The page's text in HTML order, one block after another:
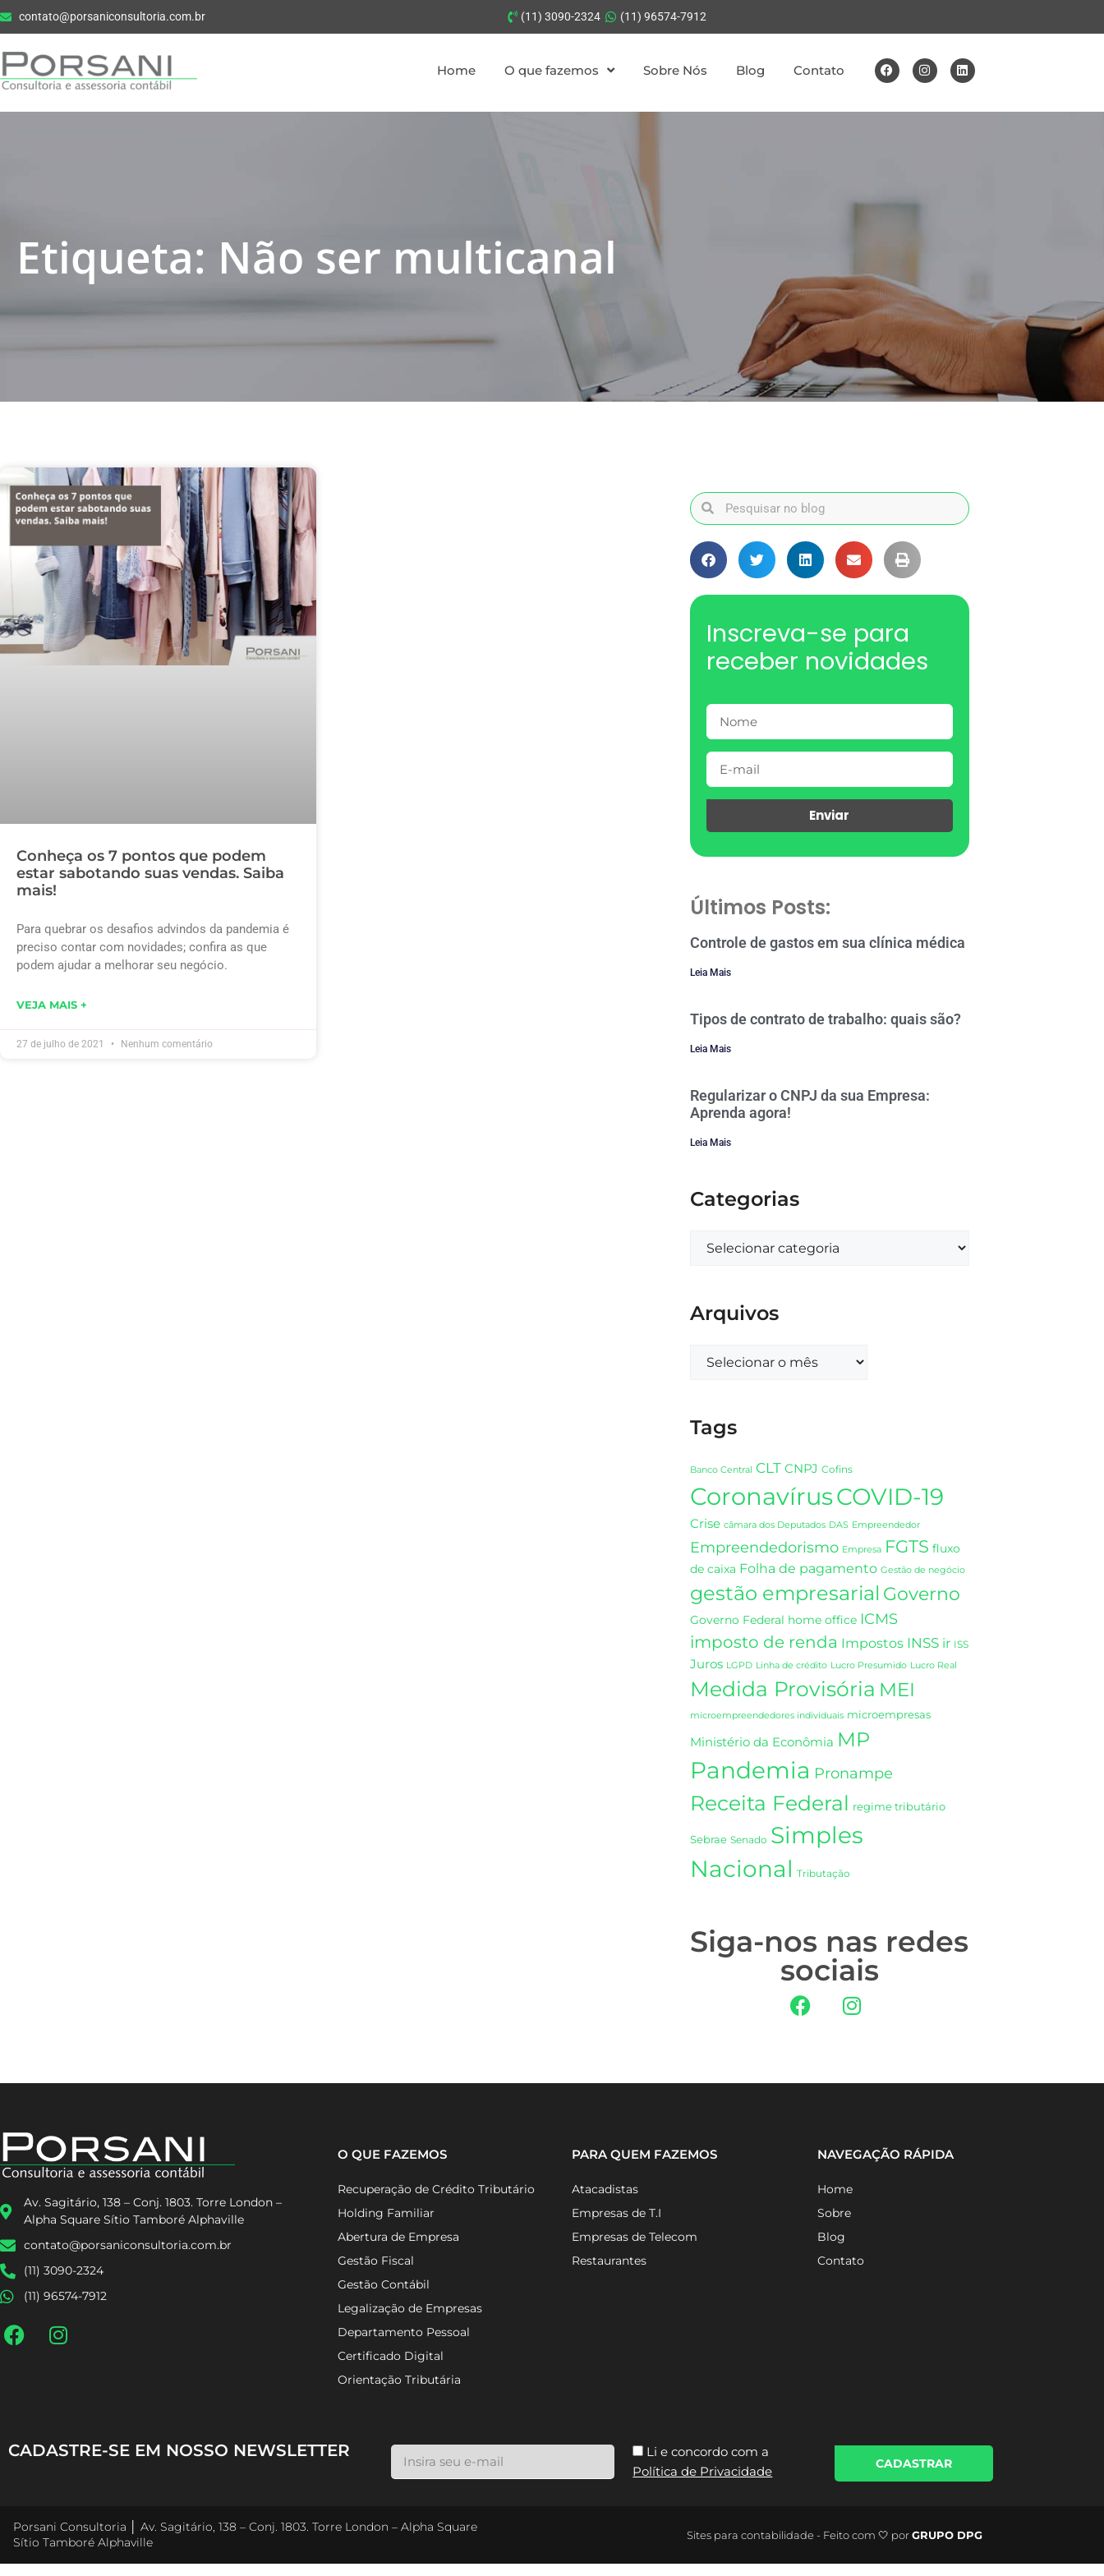
contato@porsaniconsultoria.com.br (11) 3090-2324 (11) 96574-7912
Home O que fazemos Sobre Nós Blog Contato
Etiqueta: Não ser multicanal
Conheça os 7 pontos que podem
estar sabotando suas vendas. Saiba
mais!
Para quebrar os desafios advindos da pandemia é
preciso contar com novidades; confira as que
podem ajudar a melhorar seu negócio.
VEJA MAIS +
27 de julho de 2021 Nenhum comentário
Inscreva-se para
receber novidades
Enviar
Últimos Posts:
Controle de gastos em sua clínica médica
Leia Mais
Tipos de contrato de trabalho: quais são?
Leia Mais
Regularizar o CNPJ da sua Empresa:
Aprenda agora!
Leia Mais
Categorias
Arquivos
Tags
Banco Central CLT CNPJ Cofins
CoronavírusCOVID-19
Crise câmara dos Deputados DAS Empreendedor
Empreendedorismo Empresa FGTS fluxo
de caixa Folha de pagamento Gestão de negócio
gestão empresarial Governo
Governo Federal home office ICMS
imposto de renda Impostos INSS ir ISS
Juros LGPD Linha de crédito Lucro Presumido Lucro Real
Medida Provisória MEI
microempreendedores individuais microempresas
Ministério da Econômia MP
Pandemia Pronampe
Receita Federal regime tributário
Sebrae Senado Simples
Nacional Tributação
Siga-nos nas redes
sociais
Av. Sagitário, 138 – Conj. 1803. Torre London –
Alpha Square Sítio Tamboré Alphaville
contato@porsaniconsultoria.com.br
(11) 3090-2324
(11) 96574-7912
O QUE FAZEMOS
Recuperação de Crédito Tributário
Holding Familiar
Abertura de Empresa
Gestão Fiscal
Gestão Contábil
Legalização de Empresas
Departamento Pessoal
Certificado Digital
Orientação Tributária
PARA QUEM FAZEMOS
Atacadistas
Empresas de T.I
Empresas de Telecom
Restaurantes
NAVEGAÇÃO RÁPIDA
Home
Sobre
Blog
Contato
CADASTRE-SE EM NOSSO NEWSLETTER
Li e concordo com a
Política de Privacidade
CADASTRAR
Porsani Consultoria │ Av. Sagitário, 138 – Conj. 1803. Torre London – Alpha Square
Sítio Tamboré Alphaville
Sites para contabilidade - Feito com 🤍 porGRUPO DPG